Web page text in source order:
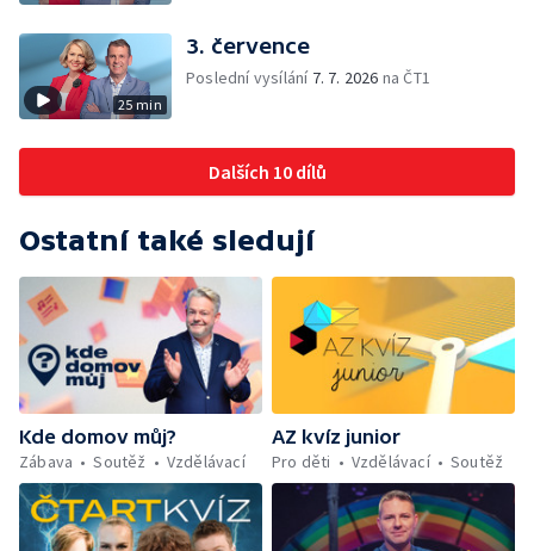
25 min
3. července
Poslední vysílání 7. 7. 2026 na ČT1
Dalších 10 dílů
Ostatní také sledují
Kde domov můj?
Zábava
Soutěž Vzdělávací
AZ kvíz junior
Pro děti
Vzdělávací Soutěž